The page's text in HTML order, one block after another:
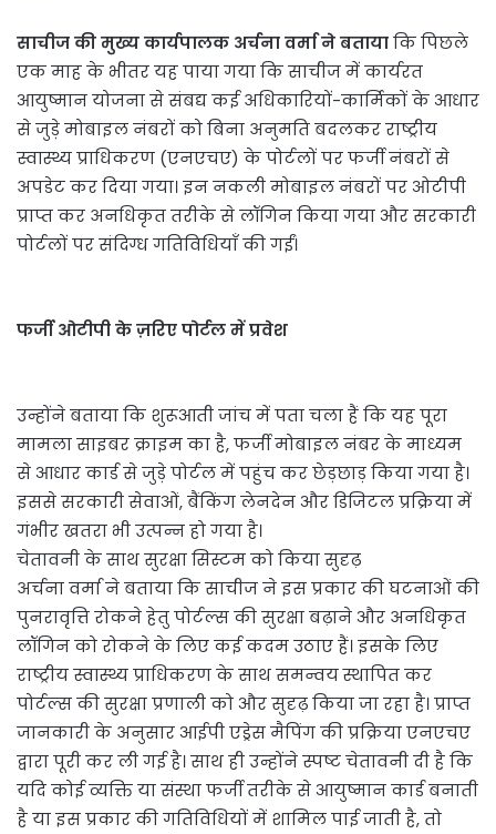
साचीज की मुख्य कार्यपालक अर्चना वर्मा ने बतायाकि पिछले
एक माह के भीतर यह पाया गया कि साचीज में कार्यरत
आयुष्मान योजना से संबद्य कई अधिकारियों-कार्मिकों के आधार
से जुड़े मोबाइल नंबरों को बिना अनुमति बदलकर राष्ट्रीय
स्वास्थ्य प्राधिकरण (एनएचए) के पोर्टलों पर फर्जी नंबरों से
अपडेट कर दिया गया। इन नकली मोबाइल नंबरों पर ओटीपी
प्राप्त कर अनधिकृत तरीके से लॉगिन किया गया और सरकारी
पोर्टलों पर संदिग्ध गतिविधियाँ की गईं।
फर्जी ओटीपी के ज़रिए पोर्टल में प्रवेश
उन्होंने बताया कि शुरूआती जांच में पता चला हैं कि यह पूरा
मामला साइबर क्राइम का है, फर्जी मोबाइल नंबर के माध्यम
से आधार कार्ड से जुड़े पोर्टल में पहुंच कर छेड़छाड़ किया गया है।
इससे सरकारी सेवाओं, बैंकिंग लेनदेन और डिजिटल प्रक्रिया में
गंभीर खतरा भी उत्पन्न हो गया है।
चेतावनी के साथ सुरक्षा सिस्टम को किया सुदृढ़
अर्चना वर्मा ने बताया कि साचीज ने इस प्रकार की घटनाओं की
पुनरावृत्ति रोकने हेतु पोर्टल्स की सुरक्षा बढ़ाने और अनधिकृत
लॉगिन को रोकने के लिए कई कदम उठाए हैं। इसके लिए
राष्ट्रीय स्वास्थ्य प्राधिकरण के साथ समन्वय स्थापित कर
पोर्टल्स की सुरक्षा प्रणाली को और सुदृढ़ किया जा रहा है। प्राप्त
जानकारी के अनुसार आईपी एड्रेस मैपिंग की प्रक्रिया एनएचए
द्वारा पूरी कर ली गई है। साथ ही उन्होंने स्पष्ट चेतावनी दी है कि
यदि कोई व्यक्ति या संस्था फर्जी तरीके से आयुष्मान कार्ड बनाती
है या इस प्रकार की गतिविधियों में शामिल पाई जाती है, तो